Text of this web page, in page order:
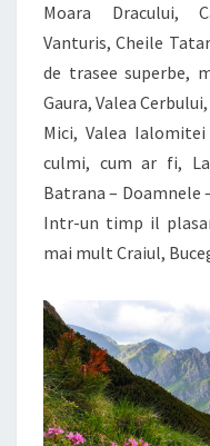
Moara Dracului,
Vanturis, Cheile
de trasee superbe,
Gaura, Valea
Mici, Valea
culmi, cum ar fi,
Batrana – Doamnele
Intr-un timp il
mai mult Craiul,